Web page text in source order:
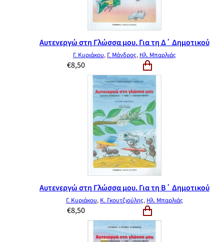
Αυτενεργώ στη Γλώσσα μου. Για τη Δ΄ Δημοτικού
Γ. Κυριάκου, Γ. Μάνδρος, Ηλ. Μπαρλιάς
€8,50
Αυτενεργώ στη Γλώσσα μου. Για τη Β΄ Δημοτικού
Γ. Κυριάκου, Κ. Γκουτζιούλης, Ηλ. Μπαρλιάς
€8,50